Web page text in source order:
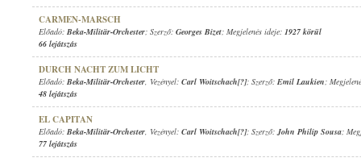
CARMEN-MARSCH
Előadó: Beka-Militär-Orchester; Szerző: Georges Bizet; Megjelenés ideje: 1927 körül
66 lejátszás
DURCH NACHT ZUM LICHT
Előadó: Beka-Militär-Orchester, Vezényel: Carl Woitschach[?]; Szerző: Emil Laukien;
48 lejátszás
EL CAPITAN
Előadó: Beka-Militär-Orchester, Vezényel: Carl Woitschach[?]; Szerző:John Philip Sousa;
77 lejátszás